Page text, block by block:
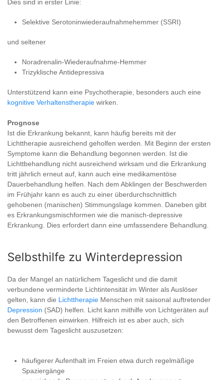
Dies sind in erster Linie:
Selektive Serotoninwiederaufnahmehemmer (SSRI)
und seltener
Noradrenalin-Wiederaufnahme-Hemmer
Trizyklische Antidepressiva
Unterstützend kann eine Psychotherapie, besonders auch eine
kognitive Verhaltenstherapie wirken.
Prognose
Ist die Erkrankung bekannt, kann häufig bereits mit der
Lichttherapie ausreichend geholfen werden. Mit Beginn der ersten
Symptome kann die Behandlung begonnen werden. Ist die
Lichttbehandlung nicht ausreichend wirksam und die Erkrankung
tritt jährlich erneut auf, kann auch eine medikamentöse
Dauerbehandlung helfen. Nach dem Abklingen der Beschwerden
im Frühjahr kann es auch zu einer überdurchschnittlich
gehobenen (manischen) Stimmungslage kommen. Daneben gibt
es Erkrankungsmischformen wie die manisch-depressive
Erkrankung. Dies erfordert dann eine umfassendere Behandlung.
Selbsthilfe zu Winterdepression
Da der Mangel an natürlichem Tageslicht und die damit
verbundene verminderte Lichtintensität im Winter als Auslöser
gelten, kann die Lichttherapie Menschen mit saisonal auftretender
Depression (SAD) helfen. Licht kann mithilfe von Lichtgeräten auf
den Betroffenen einwirken. Hilfreich ist es aber auch, sich
bewusst dem Tageslicht auszusetzen:
häufigerer Aufenthalt im Freien etwa durch regelmäßige
Spaziergänge